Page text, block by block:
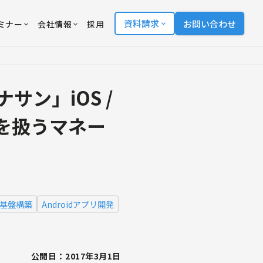
ナー 会社情報 採用 資料請求 お問い合わせ
サン」iOS /
扱うマネー
盤構築 Androidアプリ開発
公開日：2017年3月1日